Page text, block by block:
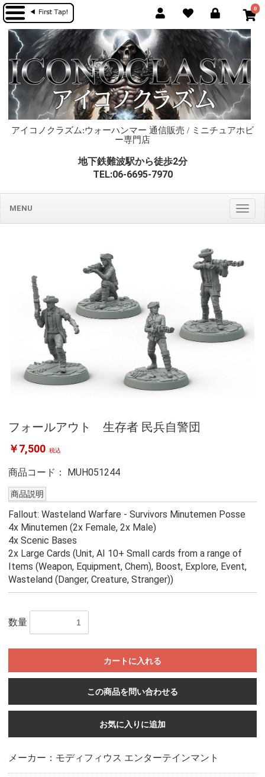
0
アイコノクラズム:ウォーハンマー 通信販売 / ミニチュアホビ
ー専門店
地下鉄難波駅から徒歩2分
TEL:06-6695-7970
MENU
フォールアウト 生存者 民兵自警団
￥7,500 税込
商品コード： MUH051244
商品説明
Fallout: Wasteland Warfare - Survivors Minutemen Posse
4x Minutemen (2x Female, 2x Male)
4x Scenic Bases
2x Large Cards (Unit, AI 10+ Small cards from a range of
Items (Weapon, Equipment, Chem), Boost, Explore, Event,
Wasteland (Danger, Creature, Stranger))
数量
カートに入れる
この商品を問い合わせる
お気に入りに追加
メーカー：モディフィウス エンターテインマント